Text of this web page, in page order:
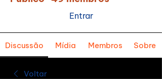
Entrar
Discussão Mídia Membros Sobre
Voltar